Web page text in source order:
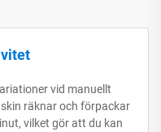
vid manuellt
räknar och förpackar
vilket gör att du kan